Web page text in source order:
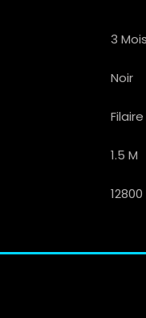
3 Mois
Noir
Filaire
1.5 M